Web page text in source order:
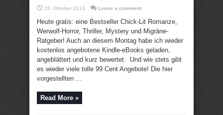
28. Oktober 2013 Leave a comment
Heute gratis: eine Bestseller Chick-Lit Romanze,
Werwolf-Horror, Thriller, Mystery und Migräne-
Ratgeber! Auch an diesem Montag habe ich wieder
kostenlos angebotene Kindle-eBooks geladen,
angeblättert und kurz bewertet. Und wie stets gibt
es wieder viele tolle 99 Cent Angebote! Die hier
vorgestellten ...
Read More »